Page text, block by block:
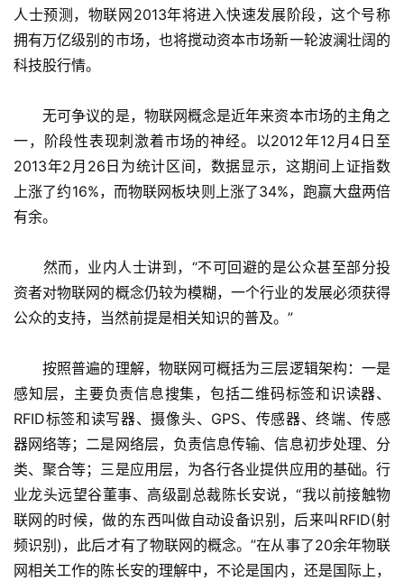
人士预测，物联网2013年将进入快速发展阶段，这个号称
拥有万亿级别的市场，也将搅动资本市场新一轮波澜壮阔的
科技股行情。
无可争议的是，物联网概念是近年来资本市场的主角之
一，阶段性表现刺激着市场的神经。以2012年12月4日至
2013年2月26日为统计区间，数据显示，这期间上证指数
上涨了约16%，而物联网板块则上涨了34%，跑赢大盘两倍
有余。
然而，业内人士讲到，“不可回避的是公众甚至部分投
资者对物联网的概念仍较为模糊，一个行业的发展必须获得
公众的支持，当然前提是相关知识的普及。”
按照普遍的理解，物联网可概括为三层逻辑架构：一是
感知层，主要负责信息搜集，包括二维码标签和识读器、
RFID标签和读写器、摄像头、GPS、传感器、终端、传感
器网络等；二是网络层，负责信息传输、信息初步处理、分
类、聚合等；三是应用层，为各行各业提供应用的基础。行
业龙头远望谷董事、高级副总裁陈长安说，“我以前接触物
联网的时候，做的东西叫做自动设备识别，后来叫RFID(射
频识别)，此后才有了物联网的概念。”在从事了20余年物联
网相关工作的陈长安的理解中，不论是国内，还是国际上，